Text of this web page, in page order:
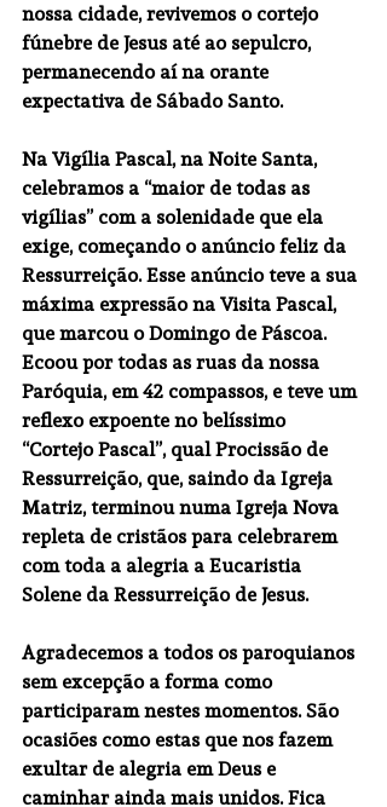
nossa cidade, revivemos o cortejo
fúnebre de Jesus até ao sepulcro,
permanecendo aí na orante
expectativa de Sábado Santo.
Na Vigília Pascal, na Noite Santa,
celebramos a “maior de todas as
vigílias” com a solenidade que ela
exige, começando o anúncio feliz da
Ressurreição. Esse anúncio teve a sua
máxima expressão na Visita Pascal,
que marcou o Domingo de Páscoa.
Ecoou por todas as ruas da nossa
Paróquia, em 42 compassos, e teve um
reflexo expoente no belíssimo
“Cortejo Pascal”, qual Procissão de
Ressurreição, que, saindo da Igreja
Matriz, terminou numa Igreja Nova
repleta de cristãos para celebrarem
com toda a alegria a Eucaristia
Solene da Ressurreição de Jesus.
Agradecemos a todos os paroquianos
sem excepção a forma como
participaram nestes momentos. São
ocasiões como estas que nos fazem
exultar de alegria em Deus e
caminhar ainda mais unidos. Fica